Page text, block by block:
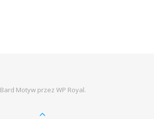
Bard Motyw przez WP Royal.